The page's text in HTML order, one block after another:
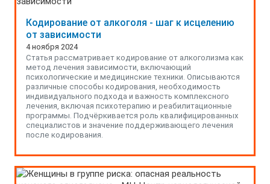
Кодирование от алкоголя - шаг к исцелению
от зависимости
4 ноября 2024
Статья рассматривает кодирование от алкоголизма как
метод лечения зависимости, включающий
психологические и медицинские техники. Описываются
различные способы кодирования, необходимость
индивидуального подхода и важность комплексного
лечения, включая психотерапию и реабилитационные
программы. Подчёркивается роль квалифицированных
специалистов и значение поддерживающего лечения
после кодирования.